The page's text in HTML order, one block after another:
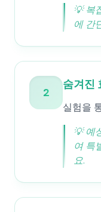
💡복
에 간
2
숨겨진
실험을
💡예
여 특
요.